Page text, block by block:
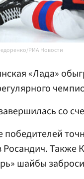
РИА Новости
«Лада»
со
победителей
Росандич. Также
шайбы